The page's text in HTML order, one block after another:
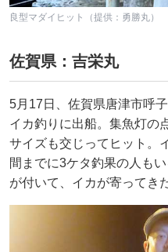
良型マダイヒット（提供：勇勝丸）
佐賀県：吉栄丸
5月17日、佐賀県唐津市呼
イカ釣りに出船。集魚灯の
サイズも交じってヒット。
間までに3ケタ釣果の人も
が付いて、イカが寄ってき